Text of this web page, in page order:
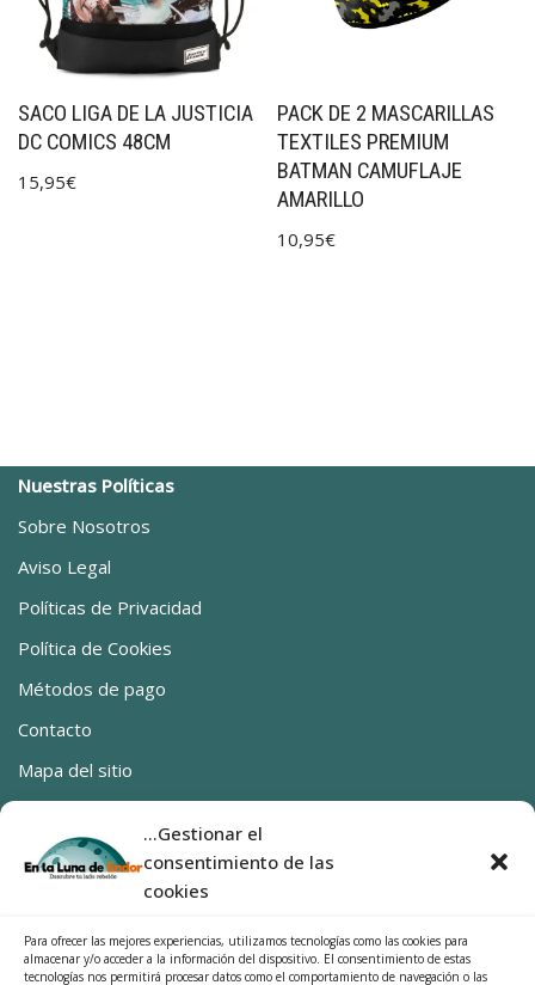
...Gestionar el
consentimiento de las
cookies
Para ofrecer las mejores experiencias, utilizamos tecnologías como las cookies para
almacenar y/o acceder a la información del dispositivo. El consentimiento de estas
tecnologías nos permitirá procesar datos como el comportamiento de navegación o las
SACO LIGA DE LA JUSTICIA
DC COMICS 48CM
15,95€
PACK DE 2 MASCARILLAS
TEXTILES PREMIUM
BATMAN CAMUFLAJE
AMARILLO
10,95€
Nuestras Políticas
Sobre Nosotros
Aviso Legal
Políticas de Privacidad
Política de Cookies
Métodos de pago
Contacto
Mapa del sitio
0 productos
Facebook
Instragram